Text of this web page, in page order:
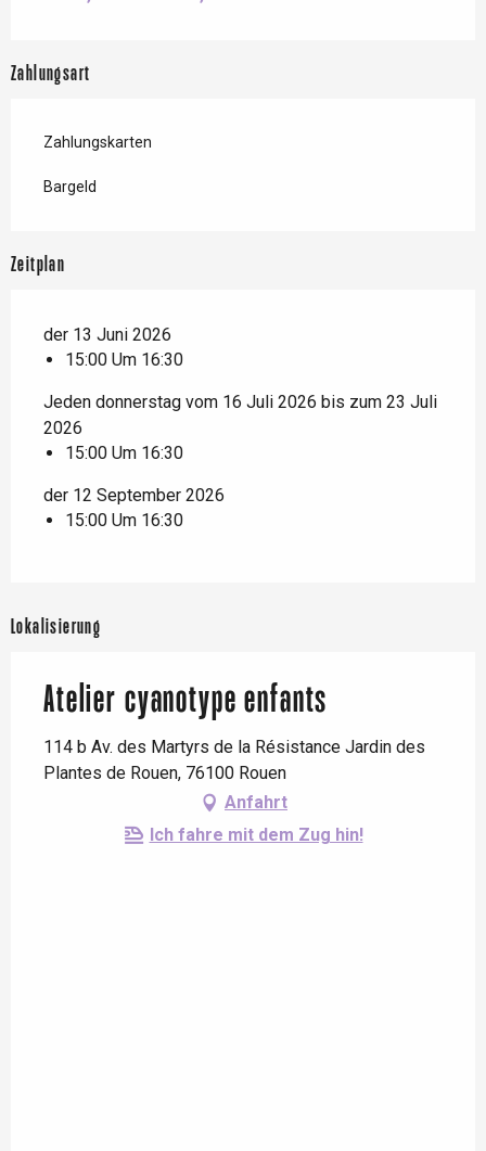
Zahlungsart
Zahlungskarten
Bargeld
Zeitplan
der 13 Juni 2026
15:00 Um 16:30
Jeden donnerstag vom 16 Juli 2026 bis zum 23 Juli
2026
15:00 Um 16:30
der 12 September 2026
15:00 Um 16:30
Lokalisierung
Atelier cyanotype enfants
114 b Av. des Martyrs de la Résistance Jardin des
Plantes de Rouen, 76100 Rouen
Anfahrt
Ich fahre mit dem Zug hin!